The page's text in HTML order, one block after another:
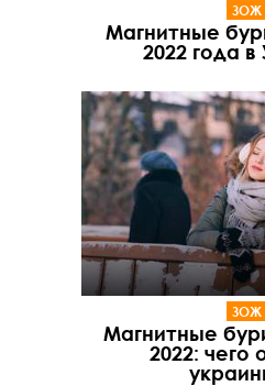
ЗОЖ
Магнитные
2022 года
ЗОЖ
Магнитные
2022: чего